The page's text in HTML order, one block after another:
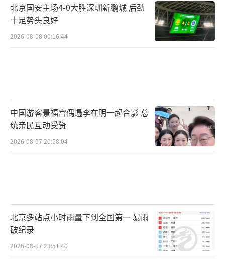
工龄一样、退休年龄一样、没偷懒没断
北京国安主场4-0大胜深圳新鹏城 后劲
十足势头良好
2026-08-08 00:16:44
中国游客景福宫偶遇李在明一起合影 总
统亲民互动受赞
2026-08-07 20:58:04
北京多站点小时雨量下到全国第一 暴雨
破纪录
2026-08-07 23:51:40